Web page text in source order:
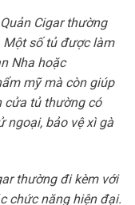
Cigar thường
Một số tủ được làm
Nha hoặc
mỹ mà còn giúp
cửa tủ thường có
ngoại, bảo vệ xì gà
thường đi kèm với
chức năng hiện đại.